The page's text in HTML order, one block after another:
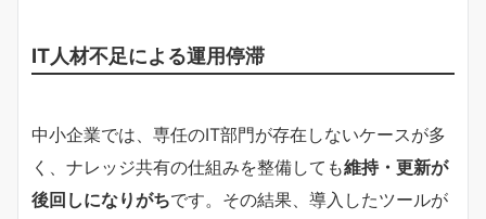
IT人材不足による運用停滞
中小企業では、専任のIT部門が存在しないケースが多
く、ナレッジ共有の仕組みを整備しても維持・更新が
後回しになりがちです。その結果、導入したツールが